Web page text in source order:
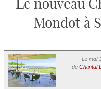
Le nouveau
Mondot à
Le mai
de Chantal